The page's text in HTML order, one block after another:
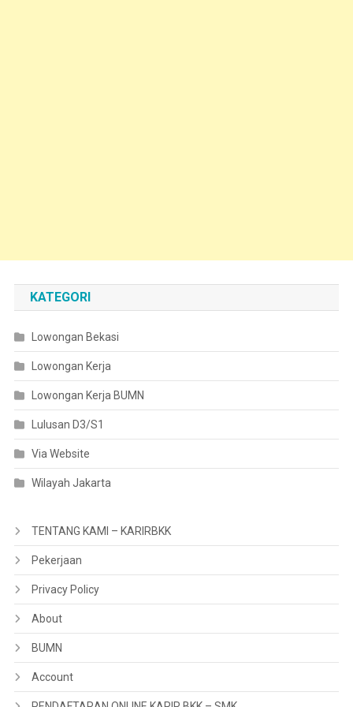
KATEGORI
Lowongan Bekasi
Lowongan Kerja
Lowongan Kerja BUMN
Lulusan D3/S1
Via Website
Wilayah Jakarta
TENTANG KAMI – KARIRBKK
Pekerjaan
Privacy Policy
About
BUMN
Account